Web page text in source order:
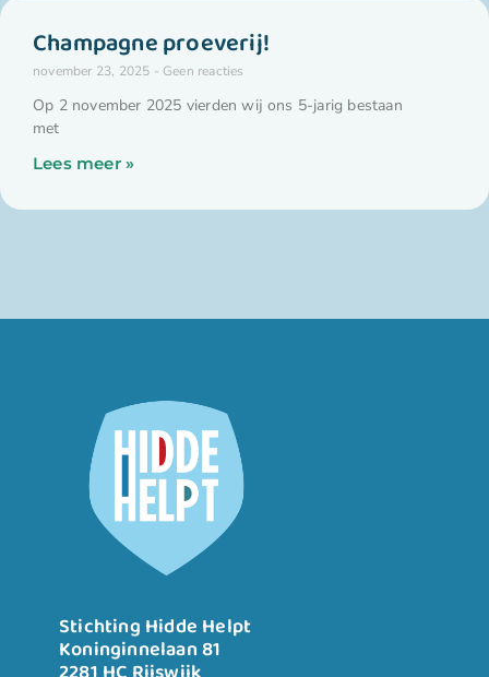
Champagne proeverij!
november 23, 2025 Geen reacties
Op 2 november 2025 vierden wij ons 5-jarig bestaan
met
Lees meer »
Stichting Hidde Helpt
Koninginnelaan 81